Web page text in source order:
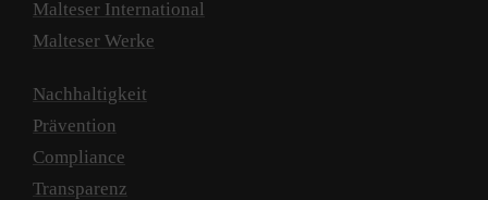
Malteser International
Malteser Werke
Nachhaltigkeit
Prävention
Compliance
Transparenz